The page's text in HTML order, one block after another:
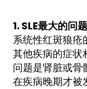
1. SLE最大的问
系统性红斑狼疮
其他疾病的症状
问题是肾脏或骨
在疾病晚期才被